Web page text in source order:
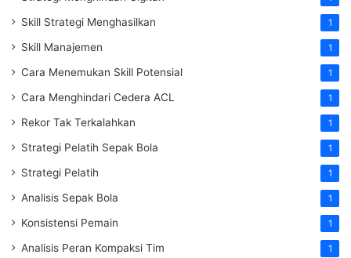
Skill Strategi Menghasilkan 1
Skill Manajemen 1
Cara Menemukan Skill Potensial 1
Cara Menghindari Cedera ACL 1
Rekor Tak Terkalahkan 1
Strategi Pelatih Sepak Bola 1
Strategi Pelatih 1
Analisis Sepak Bola 1
Konsistensi Pemain 1
Analisis Peran Kompaksi Tim 1